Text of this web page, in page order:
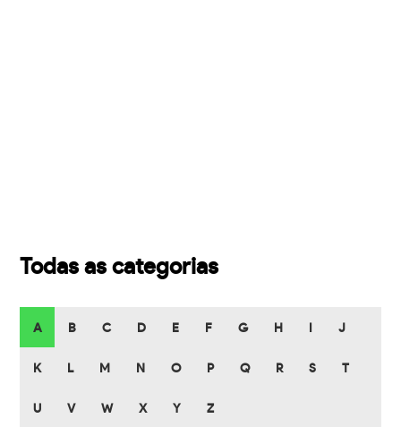
Todas as categorias
A B C D E F G H J
K L M N O P Q R S T
U V W X Y Z